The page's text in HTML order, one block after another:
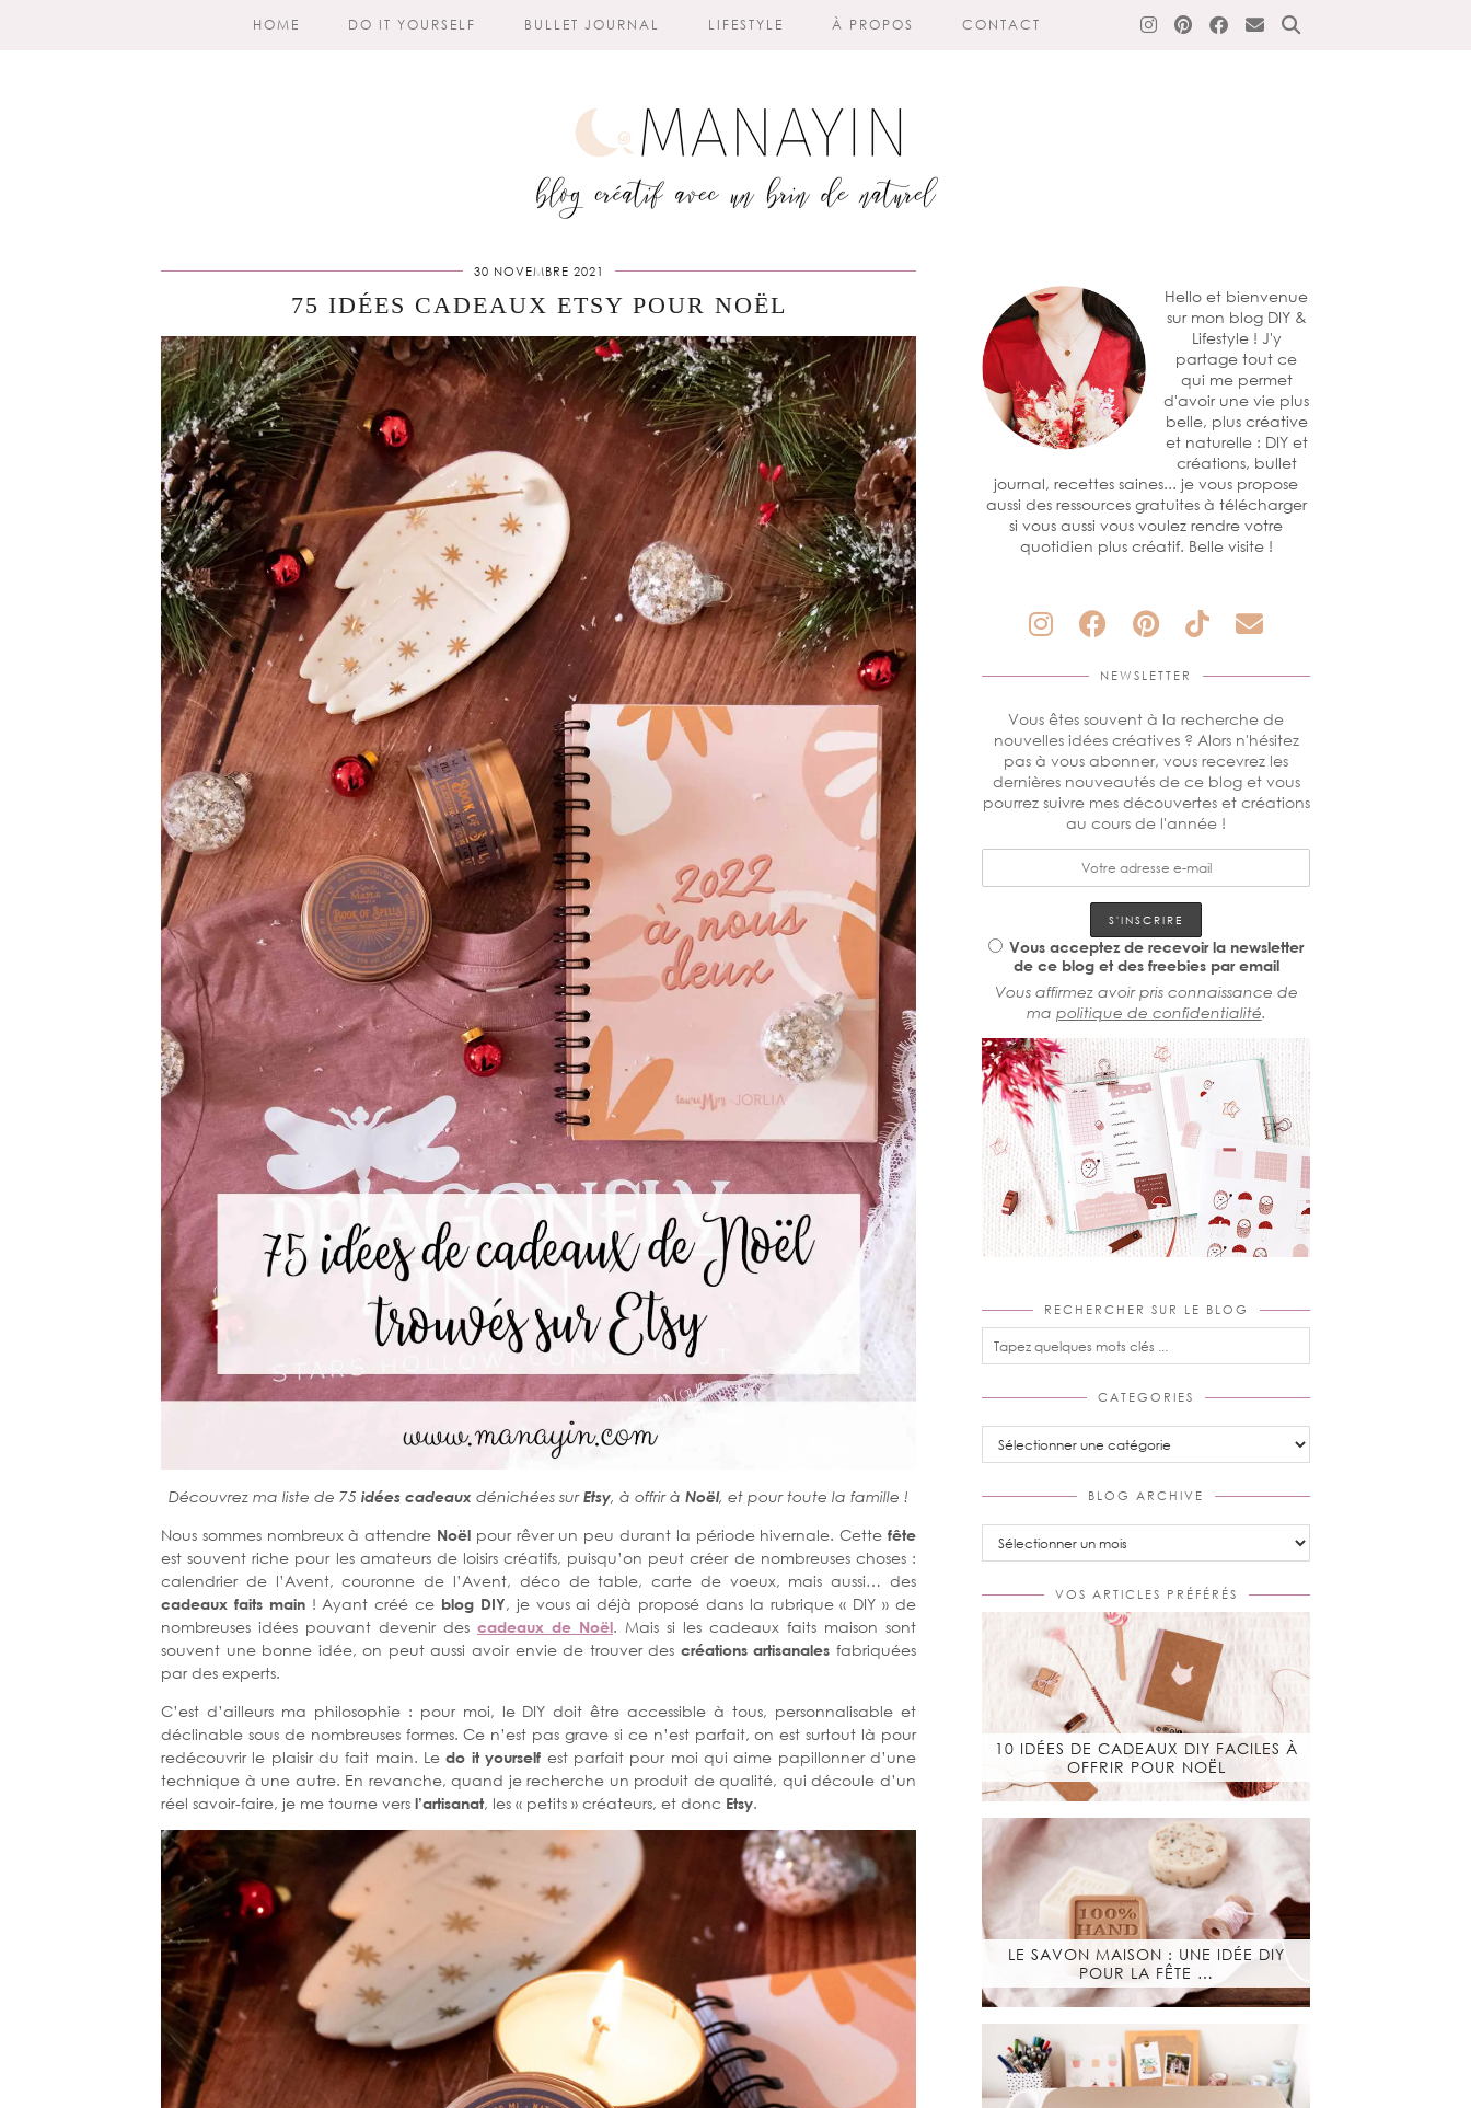
HOME DO IT YOURSELF BULLET JOURNAL LIFESTYLE À PROPOS CONTACT
30 NOVEMBRE 2021
75 IDÉES CADEAUX ETSY POUR NOËL
Découvrez ma liste de 75 idées cadeaux dénichées surEtsy, à offrir à Noël, et pour toute la famille !
Nous sommes nombreux à attendre Noël pour rêver un peu durant la période hivernale. Cette fête
est souvent riche pour les amateurs de loisirs créatifs, puisqu’on peut créer de nombreuses choses :
calendrier de l’Avent, couronne de l’Avent, déco de table, carte de voeux, mais aussi… des
cadeaux faits main! Ayant créé ce blog DIY, je vous ai déjà proposé dans la rubrique « DIY » de
nombreuses idées pouvant devenir des cadeaux de Noël. Mais si les cadeaux faits maison sont
souvent une bonne idée, on peut aussi avoir envie de trouver des créations artisanalesfabriquées
par des experts.
C’est d’ailleurs ma philosophie : pour moi, le DIY doit être accessible à tous, personnalisable et
déclinable sous de nombreuses formes. Ce n’est pas grave si ce n’est parfait, on est surtout là pour
redécouvrir le plaisir du fait main. Ledo it yourself est parfait pour moi qui aime papillonner d’une
technique à une autre. En revanche, quand je recherche un produit de qualité, qui découle d’un
réel savoir-faire, je me tourne vers l’artisanat, les « petits » créateurs, et donc Etsy.
Hello et bienvenue
sur mon blog DIY &
Lifestyle ! J'y
partage tout ce
qui me permet
d'avoir une vie plus
belle, plus créative
et naturelle : DIY et
créations, bullet
journal, recettes saines... je vous propose
aussi des ressources gratuites à télécharger
si vous aussi vous voulez rendre votre
quotidien plus créatif. Belle visite !
NEWSLETTER
Vous êtes souvent à la recherche de
nouvelles idées créatives ? Alors n'hésitez
pas à vous abonner, vous recevrez les
dernières nouveautés de ce blog et vous
pourrez suivre mes découvertes et créations
au cours de l'année !
Vous acceptez de recevoir la newsletter
de ce blog et des freebies par email
Vous affirmez avoir pris connaissance de
ma politique de confidentialité.
RECHERCHER SUR LE BLOG
CATEGORIES
Categories
BLOG ARCHIVE
Blog
Archive
VOS ARTICLES PRÉFÉRÉS
10 IDÉES DE CADEAUX DIY FACILES À
OFFRIR POUR NOËL
LE SAVON MAISON : UNE IDÉE DIY
POUR LA FÊTE …